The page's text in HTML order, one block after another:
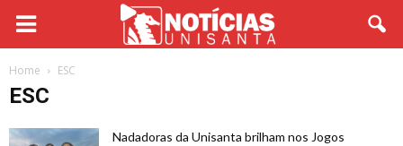
Home ESC
ESC
Nadadoras da Unisanta brilham nos Jogos